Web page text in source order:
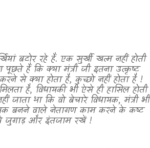
बटोर रहे हैं. एक सुर्खी खत्म नहीं होती
पूछते हैं कि क्या मंत्री जी इतना उत्कृष्ट
से क्या होता है, कुच्छो नहीं होता है !
है, विधायकी भी ऐसे ही हासिल होती
जाता था कि वो बेचारे विधायक,मंत्री भी
बनने वाले नेतागण काम करने के कष्ट
जुगाड़ और इंतजाम रखें !